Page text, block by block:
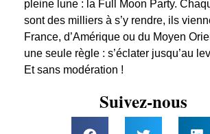
pleine lune : la Full Moon Party.
sont des milliers à s’y rendre, ils
France, d’Amérique ou du Moyen
une seule règle : s’éclater jusqu’au
Et sans modération !
Suivez-nous